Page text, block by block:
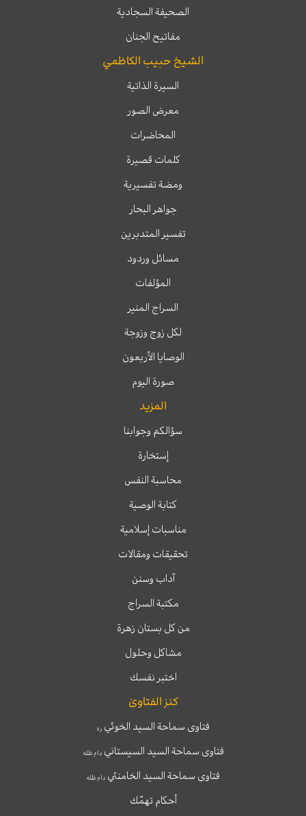
الصحيفة السجادية
مفاتيح الجنان
الشيخ حبيب الكاظمي
السيرة الذاتية
معرض الصور
المحاضرات
كلمات قصيرة
ومضة تفسيرية
جواهر البحار
تفسير المتدبرين
مسائل وردود
المؤلفات
السراج المنير
لكل زوج وزوجة
الوصايا الأربعون
صورة اليوم
المزيد
سؤالكم وجوابنا
إستخارة
محاسبة النفس
كتابة الوصية
مناسبات إسلامية
تحقيقات ومقالات
آداب وسنن
مكتبة السراج
من كل بستان زهرة
مشاكل وحلول
اختبر نفسك
كنز الفتاوىٰ
فتاوى سماحة السيد الخوئيره
فتاوى سماحة السيد السيستانيدام ظله
فتاوى سماحة السيد الخامنئي دام ظله
أحكام تهمّك